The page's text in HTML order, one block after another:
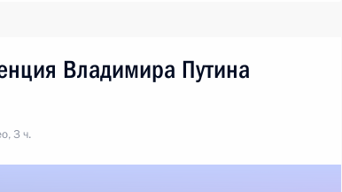
Владимира Путина
3 ч.